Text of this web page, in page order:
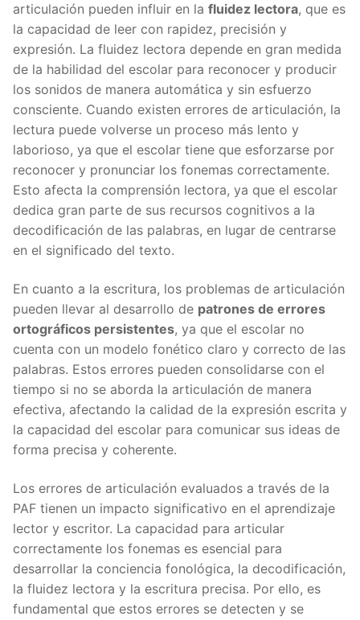
articulación pueden influir en la fluidez lectora, que es
la capacidad de leer con rapidez, precisión y
expresión. La fluidez lectora depende en gran medida
de la habilidad del escolar para reconocer y producir
los sonidos de manera automática y sin esfuerzo
consciente. Cuando existen errores de articulación, la
lectura puede volverse un proceso más lento y
laborioso, ya que el escolar tiene que esforzarse por
reconocer y pronunciar los fonemas correctamente.
Esto afecta la comprensión lectora, ya que el escolar
dedica gran parte de sus recursos cognitivos a la
decodificación de las palabras, en lugar de centrarse
en el significado del texto.
En cuanto a la escritura, los problemas de articulación
pueden llevar al desarrollo de patrones de errores
ortográficos persistentes, ya que el escolar no
cuenta con un modelo fonético claro y correcto de las
palabras. Estos errores pueden consolidarse con el
tiempo si no se aborda la articulación de manera
efectiva, afectando la calidad de la expresión escrita y
la capacidad del escolar para comunicar sus ideas de
forma precisa y coherente.
Los errores de articulación evaluados a través de la
PAF tienen un impacto significativo en el aprendizaje
lector y escritor. La capacidad para articular
correctamente los fonemas es esencial para
desarrollar la conciencia fonológica, la decodificación,
la fluidez lectora y la escritura precisa. Por ello, es
fundamental que estos errores se detecten y se